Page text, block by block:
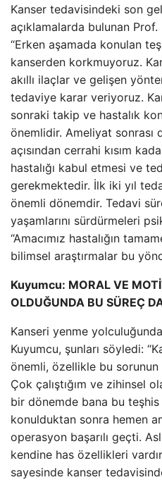
Kanser tedavisindeki son
açıklamalarda bulunan Prof.
“Erken aşamada konulan
kanserden korkmuyoruz.
akıllı ilaçlar ve gelişen
tedaviye karar veriyoruz.
sonraki takip ve hastalık
önemlidir. Ameliyat sonrası
açısından cerrahi kısım
hastalığı kabul etmesi ve
gerekmektedir. İlk iki yıl
önemli dönemdir. Tedavi
yaşamlarını sürdürmeleri
“Amacımız hastalığın
bilimsel araştırmalar bu
Kuyumcu: MORAL VE
OLDUĞUNDA BU SÜREÇ
Kanseri yenme
Kuyumcu, şunları söyledi:
önemli, özellikle bu
Çok çalıştığım ve zihinsel
bir dönemde bana bu
konulduktan sonra hemen
operasyon başarılı geçti.
kendine has özellikleri
sayesinde kanser